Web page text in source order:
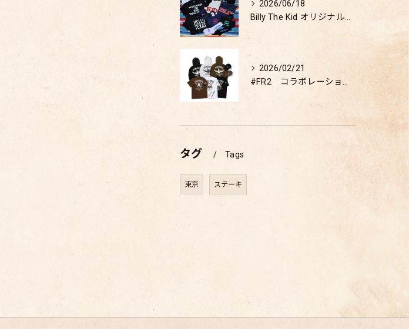
2026/06/18
Billy The Kid オリジナルアパレルグッズ発売開始
2026/02/21
#FR2 コラボレーション商品 販売開始
タグ Tags
東京 ステーキ